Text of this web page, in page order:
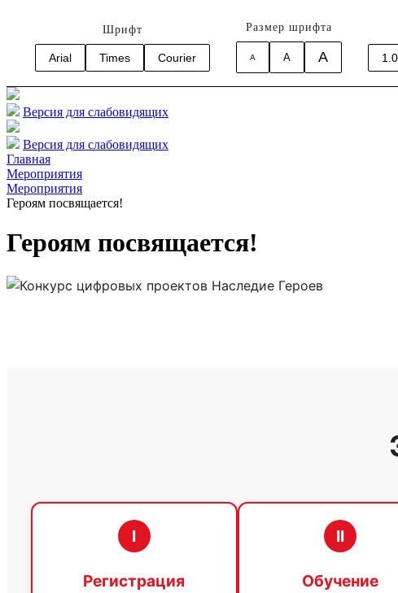
Шрифт
Arial Times Courier
Размер шрифта
A A A 1.0
Версия для слабовидящих
Версия для слабовидящих
Главная
Мероприятия
Мероприятия
Героям посвящается!
Героям посвящается!
I
Регистрация
II
Обучение